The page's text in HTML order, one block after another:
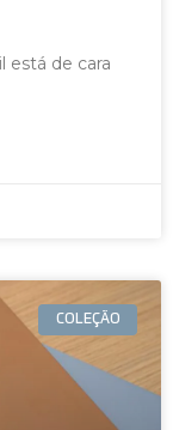
está de cara
COLEÇÃO